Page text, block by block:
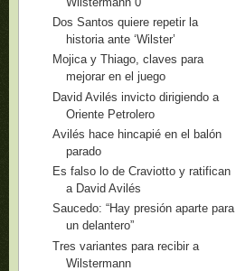
Dos Santos quiere repetir la
historia ante ‘Wilster’
Mojica y Thiago, claves para
mejorar en el juego
David Avilés invicto dirigiendo a
Oriente Petrolero
Avilés hace hincapié en el balón
parado
Es falso lo de Craviotto y ratifican
a David Avilés
Saucedo: “Hay presión aparte para
un delantero”
Tres variantes para recibir a
Wilstermann